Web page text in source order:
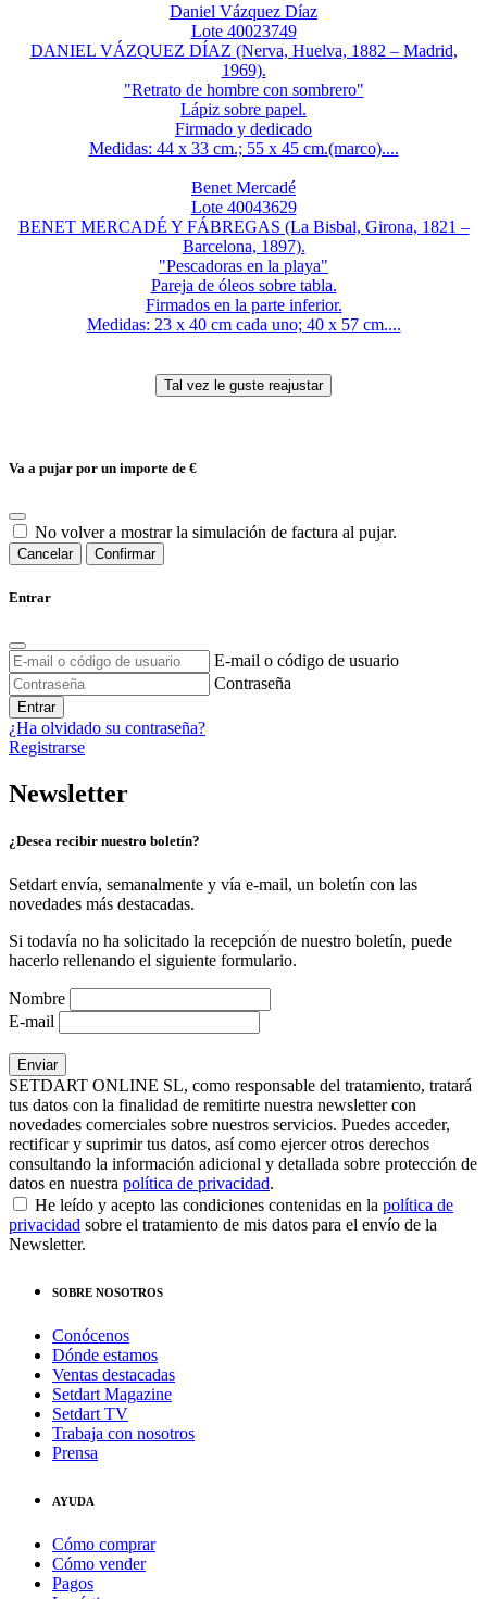
Daniel Vázquez Díaz
Lote 40023749
DANIEL VÁZQUEZ DÍAZ (Nerva, Huelva, 1882 – Madrid,
1969).
"Retrato de hombre con sombrero"
Lápiz sobre papel.
Firmado y dedicado
Medidas: 44 x 33 cm.; 55 x 45 cm.(marco)....
Benet Mercadé
Lote 40043629
BENET MERCADÉ Y FÁBREGAS (La Bisbal, Girona, 1821 –
Barcelona, 1897).
"Pescadoras en la playa"
Pareja de óleos sobre tabla.
Firmados en la parte inferior.
Medidas: 23 x 40 cm cada uno; 40 x 57 cm....
Va a pujar por un importe de €
No volver a mostrar la simulación de factura al pujar.
Cancelar Confirmar
Entrar
E-mail o código de usuario
Contraseña
Entrar
¿Ha olvidado su contraseña?
Registrarse
Newsletter
¿Desea recibir nuestro boletín?
Setdart envía, semanalmente y vía e-mail, un boletín con las
novedades más destacadas.
Si todavía no ha solicitado la recepción de nuestro boletín, puede
hacerlo rellenando el siguiente formulario.
Nombre
E-mail
SETDART ONLINE SL, como responsable del tratamiento, tratará
tus datos con la finalidad de remitirte nuestra newsletter con
novedades comerciales sobre nuestros servicios. Puedes acceder,
rectificar y suprimir tus datos, así como ejercer otros derechos
consultando la información adicional y detallada sobre protección de
datos en nuestra política de privacidad.
He leído y acepto las condiciones contenidas en la política de
privacidad sobre el tratamiento de mis datos para el envío de la
Newsletter.
SOBRE NOSOTROS
Conócenos
Dónde estamos
Ventas destacadas
Setdart Magazine
Setdart TV
Trabaja con nosotros
Prensa
AYUDA
Cómo comprar
Cómo vender
Pagos